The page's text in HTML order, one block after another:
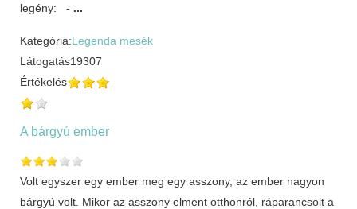
legény: - ...
Kategória:Legenda mesék
Látogatás19307
Értékelés
A bárgyú ember
Volt egyszer egy ember meg egy asszony, az ember nagyon
bárgyú volt. Mikor az asszony elment otthonról, ráparancsolt a